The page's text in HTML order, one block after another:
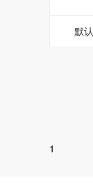
默认
1